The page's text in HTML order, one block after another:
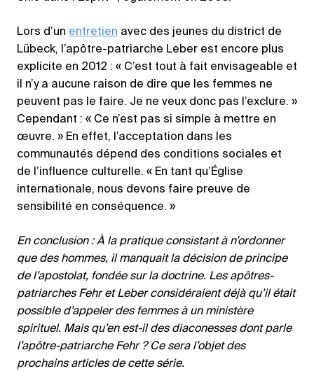
Lors d’un entretien avec des jeunes du district de
Lübeck, l’apôtre-patriarche Leber est encore plus
explicite en 2012 : « C’est tout à fait envisageable et
il n’y a aucune raison de dire que les femmes ne
peuvent pas le faire. Je ne veux donc pas l’exclure. »
Cependant : « Ce n’est pas si simple à mettre en
œuvre. » En effet, l’acceptation dans les
communautés dépend des conditions sociales et
de l’influence culturelle. « En tant qu’Église
internationale, nous devons faire preuve de
sensibilité en conséquence. »
En conclusion : À la pratique consistant à n’ordonner
que des hommes, il manquait la décision de principe
de l’apostolat, fondée sur la doctrine. Les apôtres-
patriarches Fehr et Leber considéraient déjà qu’il était
possible d’appeler des femmes à un ministère
spirituel. Mais qu’en est-il des diaconesses dont parle
l’apôtre-patriarche Fehr ? Ce sera l’objet des
prochains articles de cette série.